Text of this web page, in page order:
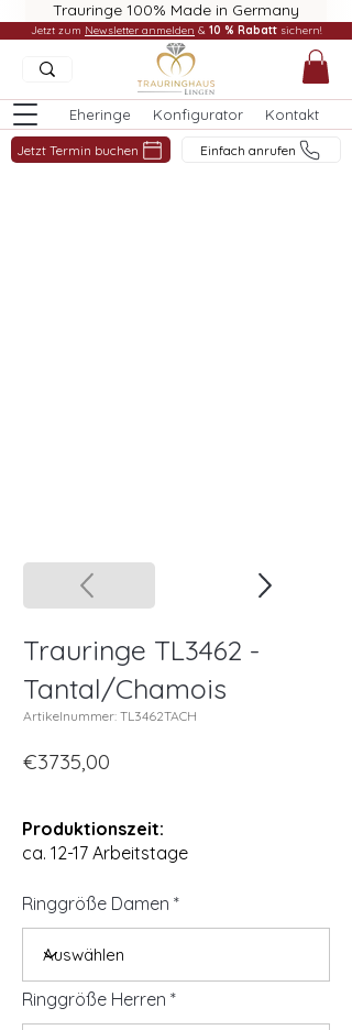
Trauringe 100% Made in Germany
Eheringe Konfigurator Kontakt
Jetzt Termin buchen Einfach anrufen
Jetzt zum Newsletter anmelden & 10 % Rabatt sichern!
Trauringe TL3462 -
Tantal/Chamois
Artikelnummer: TL3462TACH
€3735,00
Produktionszeit:
ca. 12-17 Arbeitstage
Ringgröße Damen
Ringgröße Herren